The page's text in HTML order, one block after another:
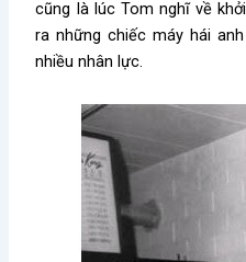
cũng là lúc Tom nghĩ về
ra những chiếc máy hái
nhiều nhân lực.